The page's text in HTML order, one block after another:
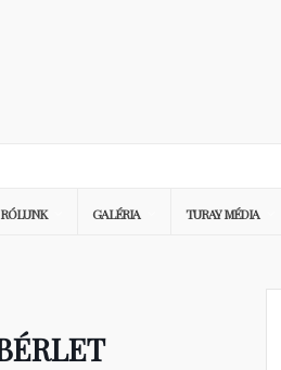
RÓLUNK GALÉRIA TURAY MÉDIA